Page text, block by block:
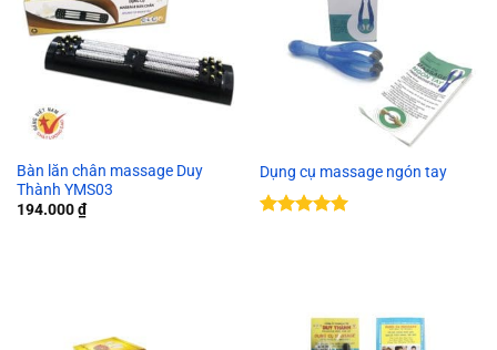
Bàn lăn chân massage Duy
Thành YMS03
194.000₫
Dụng cụ massage ngón tay